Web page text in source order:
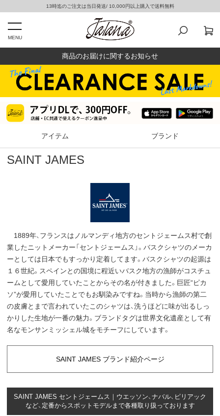
13時迄のご注文は当日発送/ 10,000円以上購入で送料無料
MENU
商品のお届けに関するお知らせ
アイテム ブランド
SAINT JAMES
1889年、フランスはノルマンディ地方のセントジェームス村で創
業したニットメーカー「セントジェームス」。バスクシャツのメーカ
ーとしては日本でもすっかり定着してます。バスクシャツの起源は
１６世紀。スペインとの国境に程近いバスク地方の漁師がコスチュ
ームとして愛用していたことからその名が付きました。巨匠“ピカ
ソ”が愛用していたことでもお馴染みですね。当時から漁師の第二
の皮膚とまで言われていたこのシャツは、洗うほどに味が出るしっ
かりした生地が一番の魅力。ブランドタグは世界文化遺産として有
名なモンサンミッシェル城をモチーフにしています。
SAINT JAMES ブランド紹介ページ
SAINT JAMES セントジェームス｜ウエッソン、ナバル、ピリアック
など、定番からスポットモデルまで各種取り扱っております